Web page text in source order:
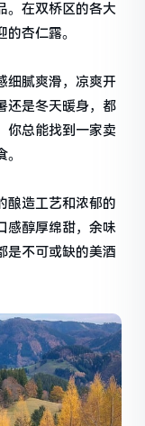
。在双桥区的各大
杏仁露。
细腻爽滑，凉爽开
还是冬天暖身，都
你总能找到一家卖
酿造工艺和浓郁的
感醇厚绵甜，余味
是不可或缺的美酒